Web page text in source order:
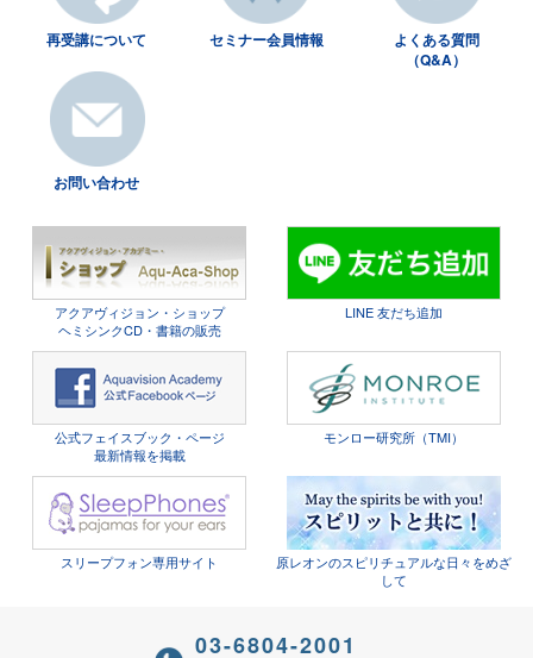
再受講について セミナー会員情報
よくある質問
（Q&A）
お問い合わせ
アクアヴィジョン・ショップ
ヘミシンクCD・書籍の販売
LINE 友だち追加
公式フェイスブック・ページ
最新情報を掲載
モンロー研究所（TMI）
スリープフォン専用サイト
原レオンのスピリチュアルな日々をめざ
して
03-6804-2001